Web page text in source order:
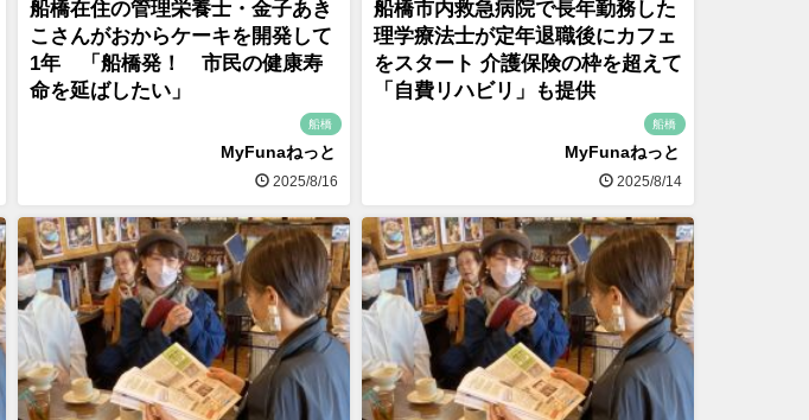
船橋在住の管理栄養士・金子あき
こさんがおからケーキを開発して
1年 「船橋発！ 市民の健康寿
命を延ばしたい」
船橋
MyFunaねっと
2025/8/16
船橋市内救急病院で長年勤務した
理学療法士が定年退職後にカフェ
をスタート 介護保険の枠を超えて
「自費リハビリ」も提供
船橋
MyFunaねっと
2025/8/14